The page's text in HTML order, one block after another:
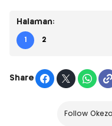
Halaman:
1 2
Share
Follow